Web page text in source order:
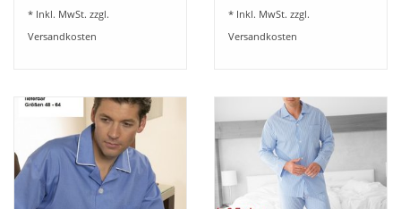
* Inkl. MwSt. zzgl.
Versandkosten
* Inkl. MwSt. zzgl.
Versandkosten